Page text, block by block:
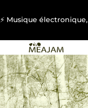
⚡ Musique électronique,